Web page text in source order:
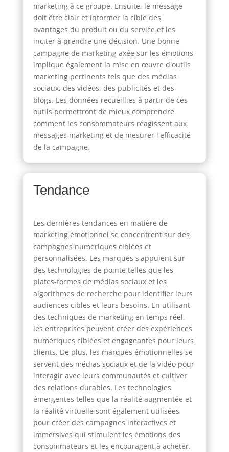
marketing à ce groupe. Ensuite, le message
doit être clair et informer la cible des
avantages du produit ou du service et les
inciter à prendre une décision. Une bonne
campagne de marketing axée sur les émotions
implique également la mise en œuvre d'outils
marketing pertinents tels que des médias
sociaux, des vidéos, des publicités et des
blogs. Les données recueillies à partir de ces
outils permettront de mieux comprendre
comment les consommateurs réagissent aux
messages marketing et de mesurer l'efficacité
de la campagne.
Tendance
Les dernières tendances en matière de
marketing émotionnel se concentrent sur des
campagnes numériques ciblées et
personnalisées. Les marques s'appuient sur
des technologies de pointe telles que les
plates-formes de médias sociaux et les
algorithmes de recherche pour identifier leurs
audiences cibles et leurs besoins. En utilisant
des techniques de marketing en temps réel,
les entreprises peuvent créer des expériences
numériques ciblées et engageantes pour leurs
clients. De plus, les marques émotionnelles se
servent des médias sociaux et de la vidéo pour
interagir avec leurs communautés et cultiver
des relations durables. Les technologies
émergentes telles que la réalité augmentée et
la réalité virtuelle sont également utilisées
pour créer des campagnes interactives et
immersives qui stimulent les émotions des
consommateurs et les encouragent à acheter.